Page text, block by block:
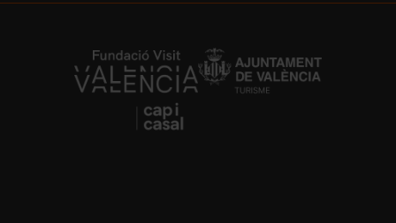
https://fundacion.visitvalencia.com/